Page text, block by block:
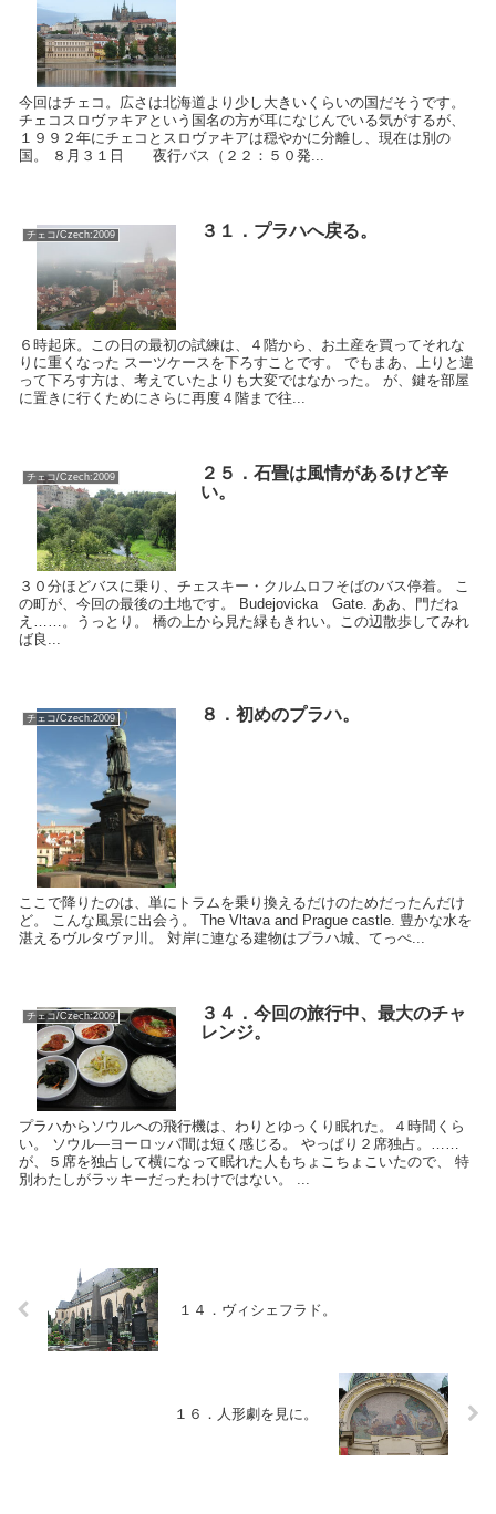
今回はチェコ。広さは北海道より少し大きいくらいの国だそうです。
チェコスロヴァキアという国名の方が耳になじんでいる気がするが、
１９９２年にチェコとスロヴァキアは穏やかに分離し、現在は別の
国。 ８月３１日 夜行バス（２２：５０発...
チェコ/Czech:2009 ３１．プラハへ戻る。
６時起床。この日の最初の試練は、４階から、お土産を買ってそれな
りに重くなった スーツケースを下ろすことです。 でもまあ、上りと違
って下ろす方は、考えていたよりも大変ではなかった。 が、鍵を部屋
に置きに行くためにさらに再度４階まで往...
チェコ/Czech:2009
２５．石畳は風情があるけど辛
い。
３０分ほどバスに乗り、チェスキー・クルムロフそばのバス停着。 こ
の町が、今回の最後の土地です。 Budejovicka Gate. ああ、門だね
え……。うっとり。 橋の上から見た緑もきれい。この辺散歩してみれ
ば良...
チェコ/Czech:2009 ８．初めのプラハ。
ここで降りたのは、単にトラムを乗り換えるだけのためだったんだけ
ど。 こんな風景に出会う。 The Vltava and Prague castle. 豊かな水を
湛えるヴルタヴァ川。 対岸に連なる建物はプラハ城、てっぺ...
チェコ/Czech:2009
３４．今回の旅行中、最大のチャ
レンジ。
プラハからソウルへの飛行機は、わりとゆっくり眠れた。４時間くら
い。 ソウル―ヨーロッパ間は短く感じる。 やっぱり２席独占。……
が、５席を独占して横になって眠れた人もちょこちょこいたので、 特
別わたしがラッキーだったわけではない。 ...
１４．ヴィシェフラド。
１６．人形劇を見に。